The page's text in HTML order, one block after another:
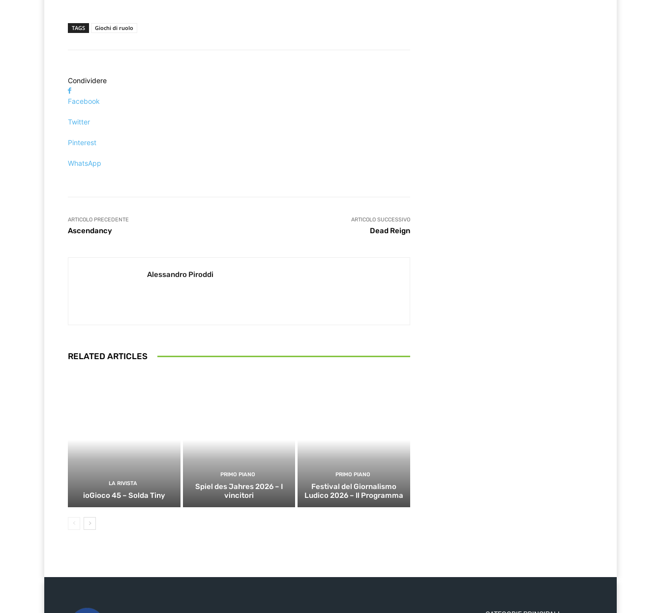
TAGS Giochi di ruolo
Condividere
Facebook
Twitter
Pinterest
WhatsApp
ARTICOLO PRECEDENTE
Ascendancy
ARTICOLO SUCCESSIVO
Dead Reign
Alessandro Piroddi
RELATED ARTICLES
LA RIVISTA
ioGioco 45 – Solda Tiny
PRIMO PIANO
Spiel des Jahres 2026 – I
vincitori
PRIMO PIANO
Festival del Giornalismo
Ludico 2026 – Il Programma